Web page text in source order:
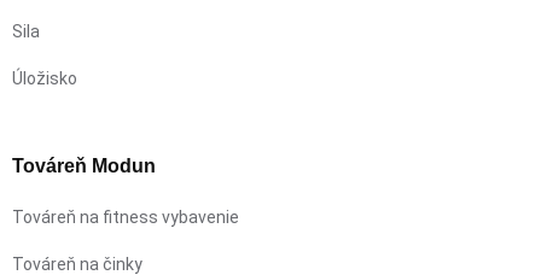
Sila
Úložisko
Továreň Modun
Továreň na fitness vybavenie
Továreň na činky